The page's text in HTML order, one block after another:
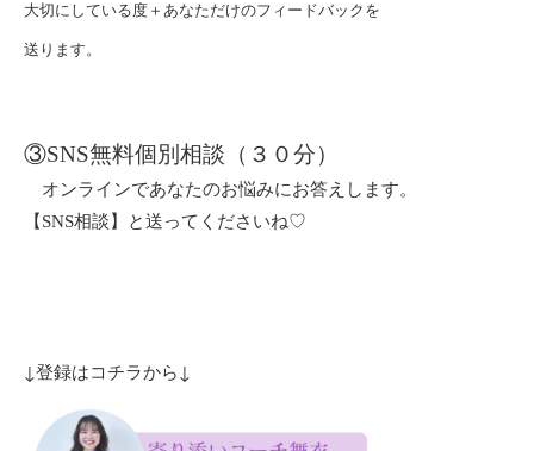
大切にしている度＋あなただけのフィードバックを
送ります。
③SNS無料個別相談（３０分）
オンラインであなたのお悩みにお答えします。
【SNS相談】と送ってくださいね♡
↓登録はコチラから↓